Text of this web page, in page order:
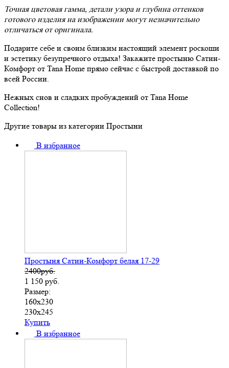
Точная цветовая гамма, детали узора и глубина оттенков
готового изделия на изображении могут незначительно
отличаться от оригинала.
Подарите себе и своим близким настоящий элемент роскоши
и эстетику безупречного отдыха! Закажите простыню Сатин-
Комфорт от Tana Home прямо сейчас с быстрой доставкой по
всей России.
Нежных снов и сладких пробуждений от Tana Home
Collection!
Другие товары из категории Простыни
В избранное
Простыня Сатин-Комфорт белая 17-29
2400руб.
1 150 руб.
Размер:
160х230
230х245
Купить
В избранное